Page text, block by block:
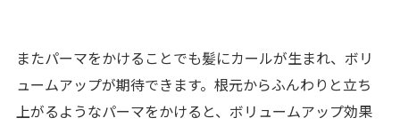
またパーマをかけることでも髪にカールが生まれ、ボリ
ュームアップが期待できます。根元からふんわりと立ち
上がるようなパーマをかけると、ボリュームアップ効果